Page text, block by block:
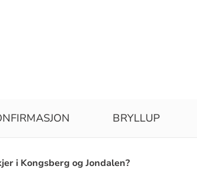
BRYLLUP
i Kongsberg og Jondalen?